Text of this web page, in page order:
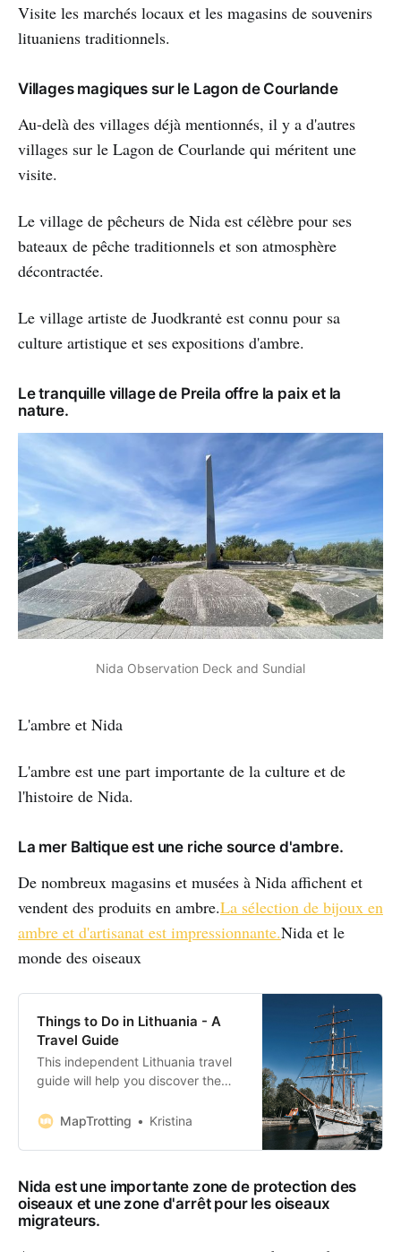
Visite les marchés locaux et les magasins de souvenirs
lituaniens traditionnels.
Villages magiques sur le Lagon de Courlande
Au-delà des villages déjà mentionnés, il y a d'autres
villages sur le Lagon de Courlande qui méritent une
visite.
Le village de pêcheurs de Nida est célèbre pour ses
bateaux de pêche traditionnels et son atmosphère
décontractée.
Le village artiste de Juodkrantė est connu pour sa
culture artistique et ses expositions d'ambre.
Le tranquille village de Preila offre la paix et la
nature.
Nida Observation Deck and Sundial
L'ambre et Nida
L'ambre est une part importante de la culture et de
l'histoire de Nida.
La mer Baltique est une riche source d'ambre.
De nombreux magasins et musées à Nida affichent et
vendent des produits en ambre.La sélection de bijoux en
ambre et d'artisanat est impressionnante.Nida et le
monde des oiseaux
Things to Do in Lithuania - A
Travel Guide
This independent Lithuania travel
guide will help you discover the
insider. Once the biggest country
Century - Lithuania is still,
many. While Vilnius, deservedly,
receives a fair amount of attention,
lots of…
MapTrotting Kristina
Nida est une importante zone de protection des
oiseaux et une zone d'arrêt pour les oiseaux
migrateurs.